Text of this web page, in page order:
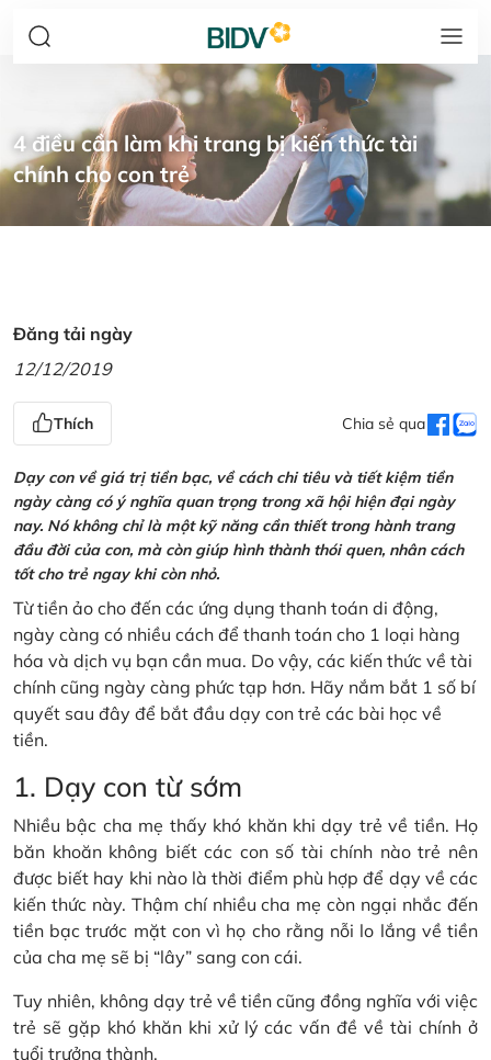
4 điều cần làm khi trang bị kiến thức tài
chính cho con trẻ
Đăng tải ngày
12/12/2019
Thích Chia sẻ qua
Dạy con về giá trị tiền bạc, về cách chi tiêu và tiết kiệm tiền
ngày càng có ý nghĩa quan trọng trong xã hội hiện đại ngày
nay. Nó không chỉ là một kỹ năng cần thiết trong hành trang
đầu đời của con, mà còn giúp hình thành thói quen, nhân cách
tốt cho trẻ ngay khi còn nhỏ.
Từ tiền ảo cho đến các ứng dụng thanh toán di động,
ngày càng có nhiều cách để thanh toán cho 1 loại hàng
hóa và dịch vụ bạn cần mua. Do vậy, các kiến thức về tài
chính cũng ngày càng phức tạp hơn. Hãy nắm bắt 1 số bí
quyết sau đây để bắt đầu dạy con trẻ các bài học về
tiền.
1. Dạy con từ sớm
Nhiều bậc cha mẹ thấy khó khăn khi dạy trẻ về tiền. Họ
băn khoăn không biết các con số tài chính nào trẻ nên
được biết hay khi nào là thời điểm phù hợp để dạy về các
kiến thức này. Thậm chí nhiều cha mẹ còn ngại nhắc đến
tiền bạc trước mặt con vì họ cho rằng nỗi lo lắng về tiền
của cha mẹ sẽ bị “lây” sang con cái.
Tuy nhiên, không dạy trẻ về tiền cũng đồng nghĩa với việc
trẻ sẽ gặp khó khăn khi xử lý các vấn đề về tài chính ở
tuổi trưởng thành.